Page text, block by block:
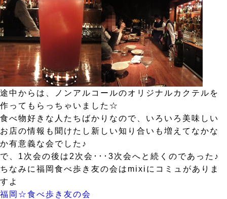
途中からは、ノンアルコールのオリジナルカクテルを
作ってもらっちゃいました☆
食べ物好きな人たちばかりなので、いろいろ美味しい
お店の情報も聞けたし新しい知り合いも増えてなかな
か有意義な会でした♪
で、1次会の後は2次会･･･3次会へと続くのであった♪
ちなみに福岡食べ歩き友の会はmixiにコミュがありま
すよ
福岡☆食べ歩き友の会